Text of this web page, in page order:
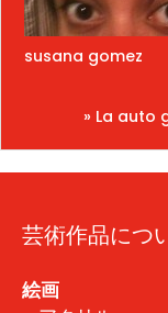
susana gomez
» La auto
芸術作品につ
絵画